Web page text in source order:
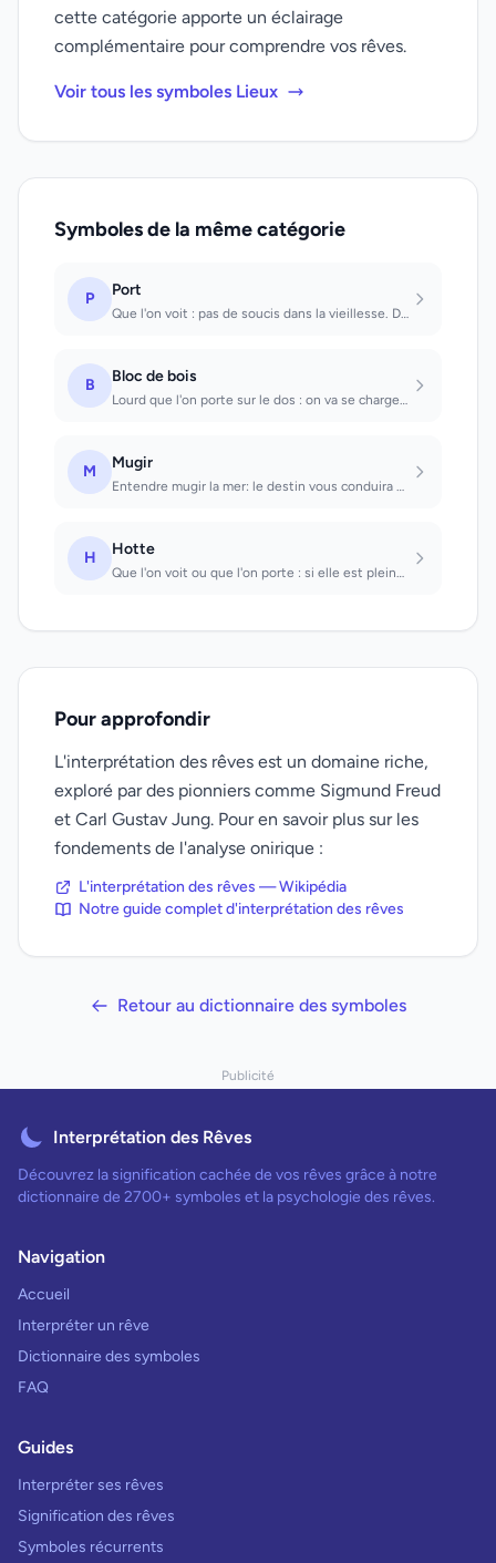
cette catégorie apporte un éclairage
complémentaire pour comprendre vos rêves.
Voir tous les symboles Lieux
Symboles de la même catégorie
P Port
Que l'on voit : pas de soucis dans la vieillesse. Dans lequel on entre : réalisa...
B Bloc de bois
Lourd que l'on porte sur le dos : on va se charger de quelque chose qui ne rappo...
M Mugir
Entendre mugir la mer: le destin vous conduira dans des terres lointaines. Enten...
H Hotte
Que l'on voit ou que l'on porte : si elle est pleine, bons revenus; si elle est...
Pour approfondir
L'interprétation des rêves est un domaine riche,
exploré par des pionniers comme Sigmund Freud
et Carl Gustav Jung. Pour en savoir plus sur les
fondements de l'analyse onirique :
L'interprétation des rêves — Wikipédia
Notre guide complet d'interprétation des rêves
Retour au dictionnaire des symboles
Publicité
Interprétation des Rêves
Découvrez la signification cachée de vos rêves grâce à notre
dictionnaire de 2700+ symboles et la psychologie des rêves.
Navigation
Accueil
Interpréter un rêve
Dictionnaire des symboles
FAQ
Guides
Interpréter ses rêves
Signification des rêves
Symboles récurrents